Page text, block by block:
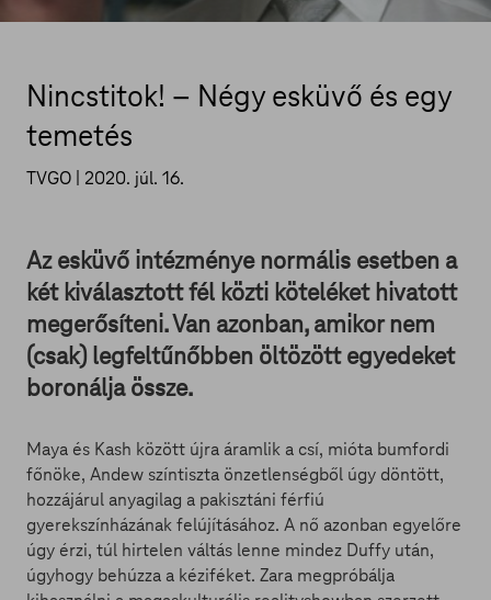
Nincstitok! – Négy esküvő és egy
temetés
TVGO | 2020. júl. 16.
Az esküvő intézménye normális esetben a
két kiválasztott fél közti köteléket hivatott
megerősíteni. Van azonban, amikor nem
(csak) legfeltűnőbben öltözött egyedeket
boronálja össze.
Maya és Kash között újra áramlik a csí, mióta bumfordi
főnöke, Andew színtiszta önzetlenségből úgy döntött,
hozzájárul anyagilag a pakisztáni férfiú
gyerekszínházának felújításához. A nő azonban egyelőre
úgy érzi, túl hirtelen váltás lenne mindez Duffy után,
úgyhogy behúzza a kéziféket. Zara megpróbálja